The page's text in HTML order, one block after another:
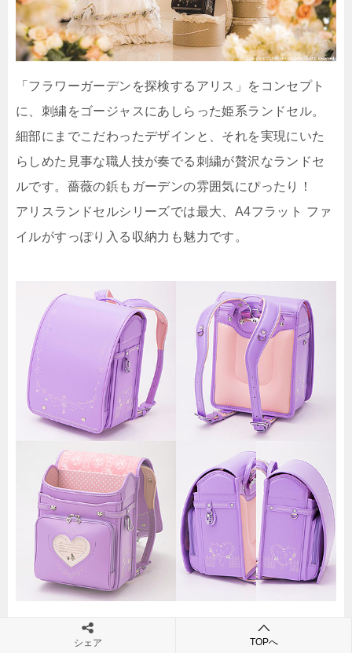
「フラワーガーデンを探検するアリス」をコンセプト
に、刺繍をゴージャスにあしらった姫系ランドセル。
細部にまでこだわったデザインと、それを実現にいた
らしめた見事な職人技が奏でる刺繍が贅沢なランドセ
ルです。薔薇の鋲もガーデンの雰囲気にぴったり！
アリスランドセルシリーズでは最大、A4フラット ファ
イルがすっぽり入る収納力も魅力です。
▶︎▶︎満足度4.71
シェア TOPへ